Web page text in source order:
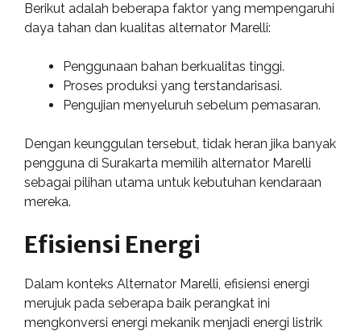
Berikut adalah beberapa faktor yang mempengaruhi
daya tahan dan kualitas alternator Marelli:
Penggunaan bahan berkualitas tinggi.
Proses produksi yang terstandarisasi.
Pengujian menyeluruh sebelum pemasaran.
Dengan keunggulan tersebut, tidak heran jika banyak
pengguna di Surakarta memilih alternator Marelli
sebagai pilihan utama untuk kebutuhan kendaraan
mereka.
Efisiensi Energi
Dalam konteks Alternator Marelli, efisiensi energi
merujuk pada seberapa baik perangkat ini
mengkonversi energi mekanik menjadi energi listrik